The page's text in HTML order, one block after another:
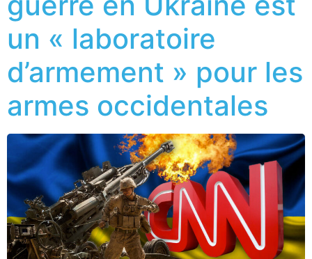
un « laboratoire
d’armement » pour les
armes occidentales